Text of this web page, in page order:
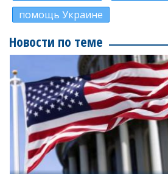
помощь Украине
Новости по теме